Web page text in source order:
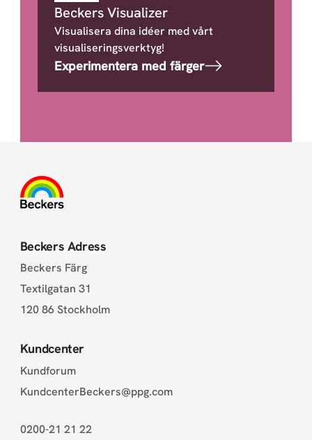
Beckers Visualizer
Visualisera dina idéer med vårt
visualiseringsverktyg!
Experimentera med färger
Beckers Adress
Beckers Färg
Textilgatan 31
120 86 Stockholm
Kundcenter
Kundforum
KundcenterBeckers@ppg.com
0200-21 21 22